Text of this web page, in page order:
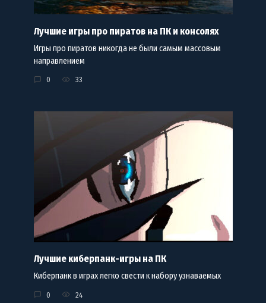
Лучшие игры про пиратов на ПК и консолях
Игры про пиратов никогда не были самым массовым
направлением
0 33
Лучшие киберпанк-игры на ПК
Киберпанк в играх легко свести к набору узнаваемых
0 24